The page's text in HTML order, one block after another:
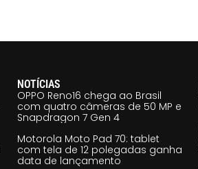
NOTÍCIAS
OPPO Reno16 chega ao Brasil
com quatro câmeras de 50 MP e
Snapdragon 7 Gen 4
Motorola Moto Pad 70: tablet
com tela de 12 polegadas ganha
data de lançamento